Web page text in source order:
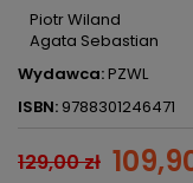
Piotr Wiland
Agata Sebastian
Wydawca:PZWL
ISBN: 9788301246471
129,00 zł